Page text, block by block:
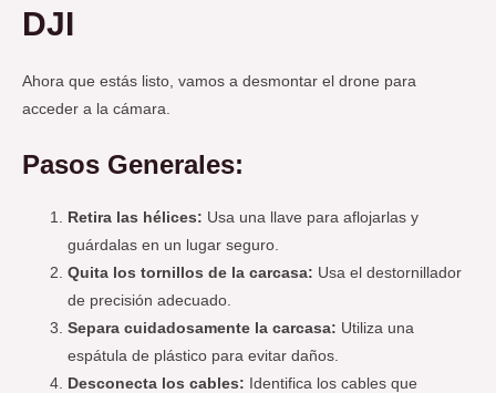
DJI
Ahora que estás listo, vamos a desmontar el drone para
acceder a la cámara.
Pasos Generales:
Retira las hélices: Usa una llave para aflojarlas y
guárdalas en un lugar seguro.
Quita los tornillos de la carcasa: Usa el destornillador
de precisión adecuado.
Separa cuidadosamente la carcasa: Utiliza una
espátula de plástico para evitar daños.
Desconecta los cables: Identifica los cables que